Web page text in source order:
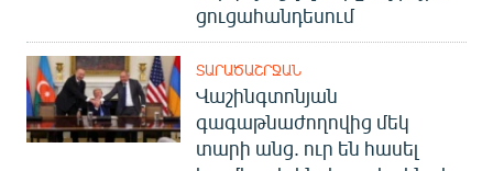
ցուցահանդեսում
ՏԱՐԱԾԱՇՐՋԱՆ
Վաշինգտոնյան
գագաթնաժողովից մեկ
տարի անց. ուր են հասել